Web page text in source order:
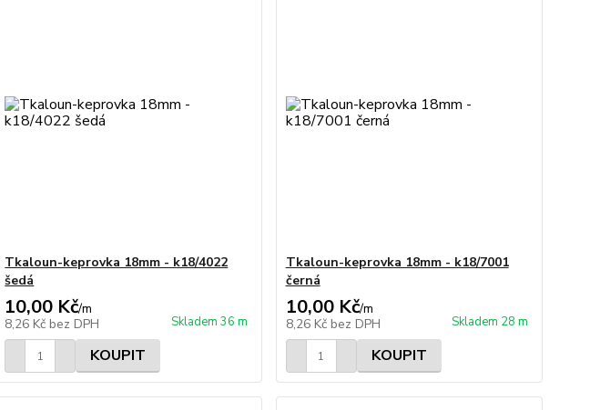
Tkaloun-keprovka 18mm - k18/4022
šedá
10,00 Kč/m
8,26 Kč bez DPH Skladem 36 m
KOUPIT
Tkaloun-keprovka 18mm - k18/7001
černá
10,00 Kč/m
8,26 Kč bez DPH Skladem 28 m
KOUPIT